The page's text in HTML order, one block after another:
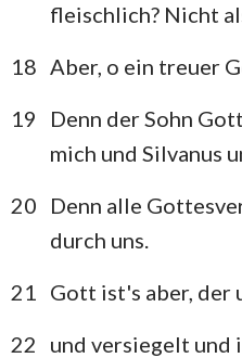
fleischlich? Nicht
18 Aber, o ein treuer
19
Denn der Sohn
mich und Silvanus
20
Denn alle
durch uns.
21 Gott ist's aber, der
22
und versiegelt und